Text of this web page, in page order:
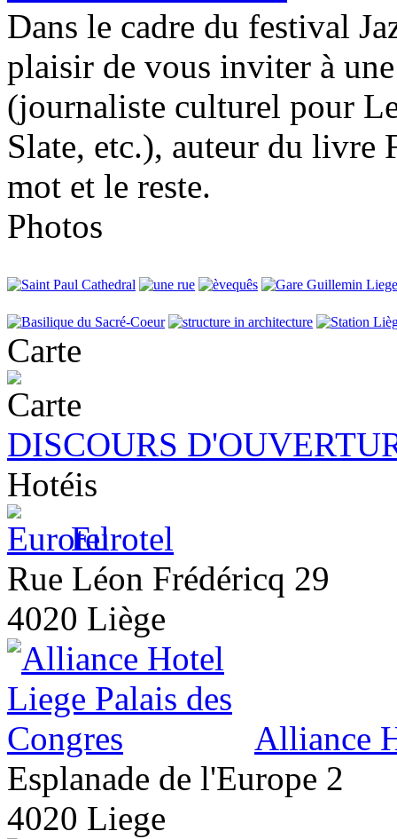
Dans le cadre du festival
plaisir de vous inviter à
(journaliste culturel pour
Slate, etc.), auteur du livre
mot et le reste.
Photos
Carte
DISCOURS
Hotéis
Eurotel
Rue Léon Frédéricq 29
4020 Liège
Alliance
Esplanade de l'Europe 2
4020 Liege